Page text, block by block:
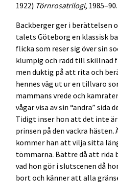
1922) Törnrosatrilogi, 1985–90.
Backberger ger i berättelsen
talets Göteborg en klassisk
flicka som reser sig över sin
klumpig och rädd till skillnad
men duktig på att rita och
hennes väg ut ur en tillvaro
mammans vrede och
vågar visa av sin “andra” sida
Tidigt inser hon att det inte
prinsen på den vackra hästen.
kommer han att vilja sitta
tömmarna. Bättre då att rida
vad hon gör i slutscenen då
bort och känner att alla